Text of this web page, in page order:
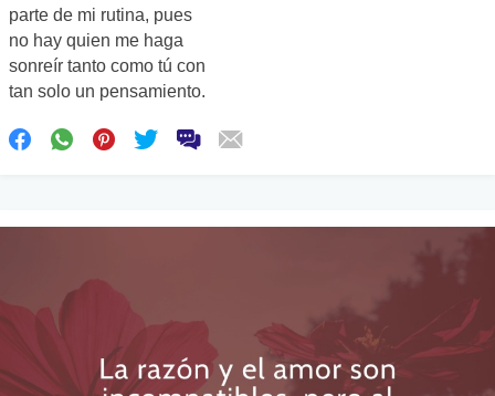
parte de mi rutina, pues
no hay quien me haga
sonreír tanto como tú con
tan solo un pensamiento.